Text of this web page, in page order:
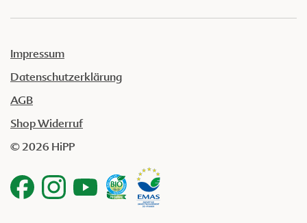
Impressum
Datenschutzerklärung
AGB
Shop Widerruf
© 2026 HiPP